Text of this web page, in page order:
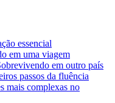
essencial
em uma viagem
em outro país
passos da fluência
mais complexas no